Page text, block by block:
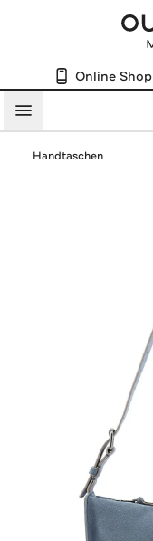
Online Shop
Menü
Handtaschen